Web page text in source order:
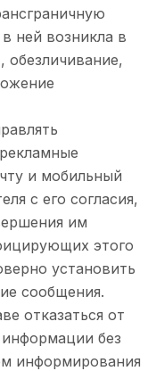
ней возникла в
обезличивание,
и мобильный
с его согласия,
им
этого
установить
сообщения.
отказаться от
без
информирования